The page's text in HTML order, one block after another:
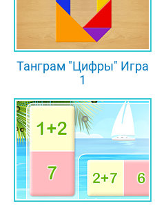
Танграм "Цифры" Игра
1